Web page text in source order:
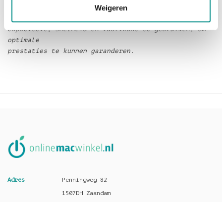
Weigeren
capaciteit, snelheid en fabrikant te gebruiken, om
optimale
prestaties te kunnen garanderen.
Adres
Penningweg 82
1507DH Zaandam